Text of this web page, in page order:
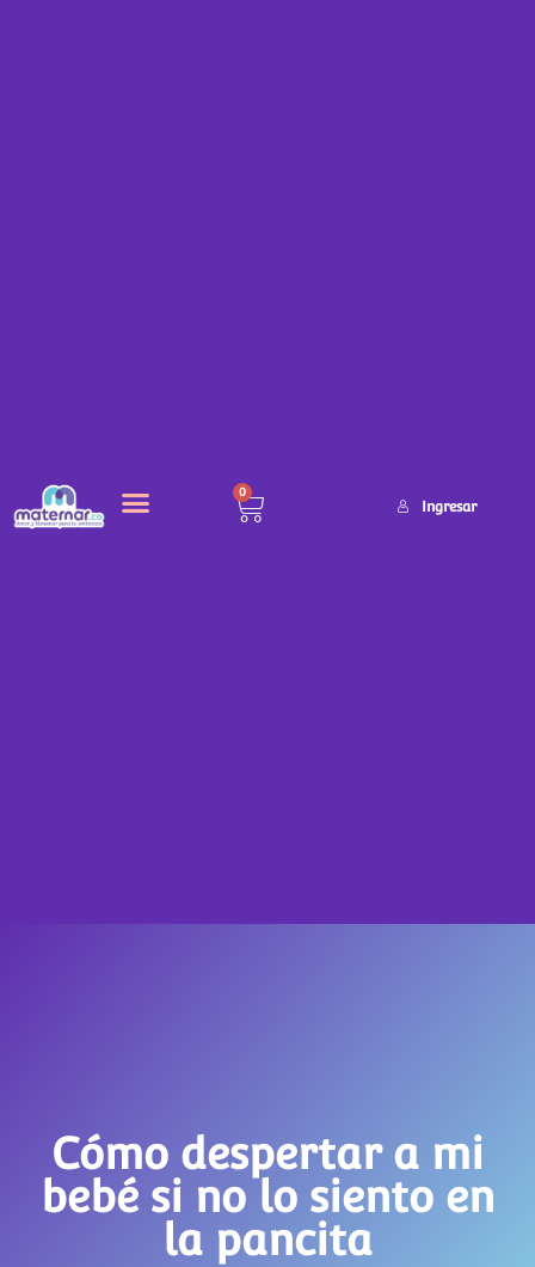
0
Ingresar
Cómo despertar a mi
bebé si no lo siento en
la pancita